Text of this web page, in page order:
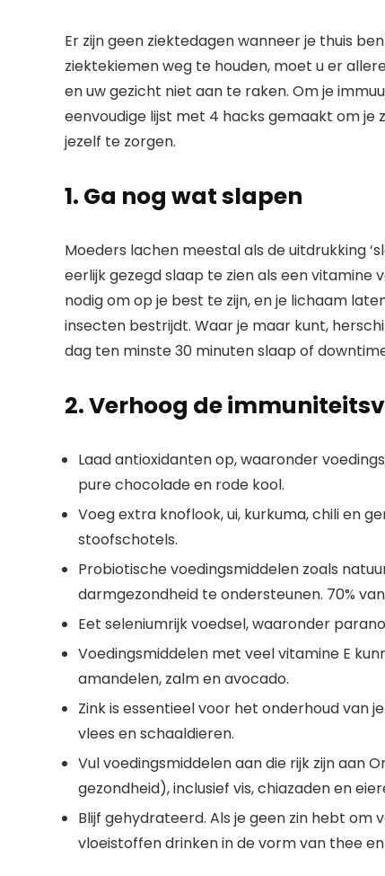
Er zijn geen ziektedagen wanneer je thuis
ziektekiemen weg te houden, moet u er
en uw gezicht niet aan te raken. Om je
eenvoudige lijst met 4 hacks gemaakt om je
jezelf te zorgen.
1. Ga nog wat slapen
Moeders lachen meestal als de uitdrukking
eerlijk gezegd slaap te zien als een vitamine
nodig om op je best te zijn, en je lichaam
insecten bestrijdt. Waar je maar kunt,
dag ten minste 30 minuten slaap of
2. Verhoog de
Laad antioxidanten op, waaronder
pure chocolade en rode kool.
Voeg extra knoflook, ui, kurkuma, chili en
stoofschotels.
Probiotische voedingsmiddelen zoals
darmgezondheid te ondersteunen. 70%
Eet seleniumrijk voedsel, waaronder
Voedingsmiddelen met veel vitamine E
amandelen, zalm en avocado.
Zink is essentieel voor het onderhoud van
vlees en schaaldieren.
Vul voedingsmiddelen aan die rijk zijn aan
gezondheid), inclusief vis, chiazaden en
Blijf gehydrateerd. Als je geen zin hebt om
vloeistoffen drinken in de vorm van thee